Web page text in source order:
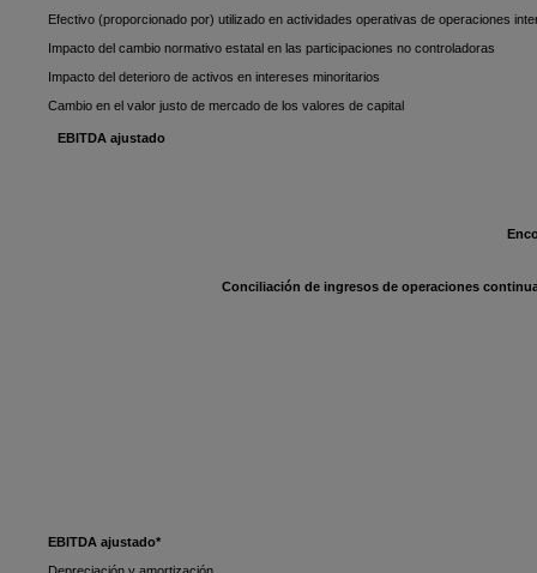
Efectivo (proporcionado por) utilizado en actividades operativas de operaciones
Impacto del cambio normativo estatal en las participaciones no controladoras
Impacto del deterioro de activos en intereses minoritarios
Cambio en el valor justo de mercado de los valores de capital
EBITDA ajustado
Conciliación de ingresos de operaciones
EBITDA ajustado*